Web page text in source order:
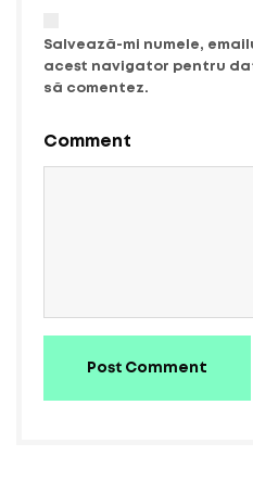
Salvează-mi numele,
acest navigator pentru
să comentez.
Comment
Post Comment